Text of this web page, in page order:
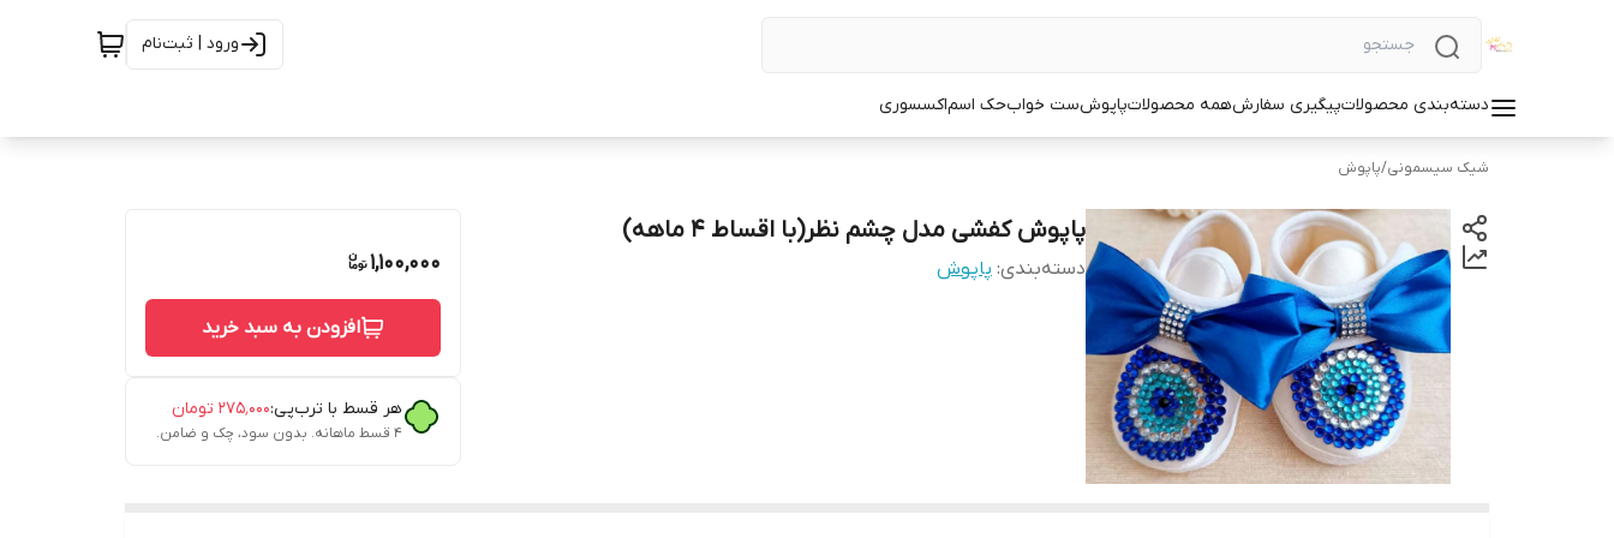
ورود | ثبت‌نام
دسته‌بندی محصولاتپیگیری سفارشهمه محصولاتپاپوشست خوابحک اسماکسسوری
شیک سیسمونی/پاپوش
پاپوش کفشی مدل چشم نظر(با اقساط ۴ ماهه)
دسته‌بندی: پاپوش 1,100,000
افزودن به سبد خرید
هر قسط با ترب‌پی:۲۷۵٬۰۰۰ تومان
۴ قسط ماهانه. بدون سود، چک و ضامن.